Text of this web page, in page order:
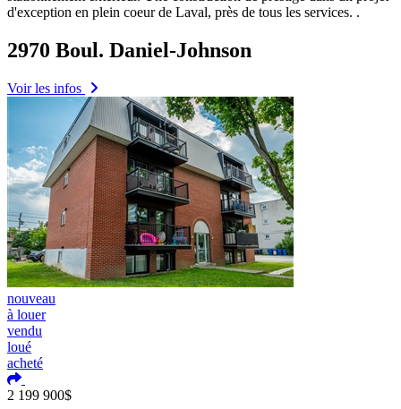
d'exception en plein coeur de Laval, près de tous les services. .
2970 Boul. Daniel-Johnson
Voir les infos
nouveau
à louer
vendu
loué
acheté
2 199 900$